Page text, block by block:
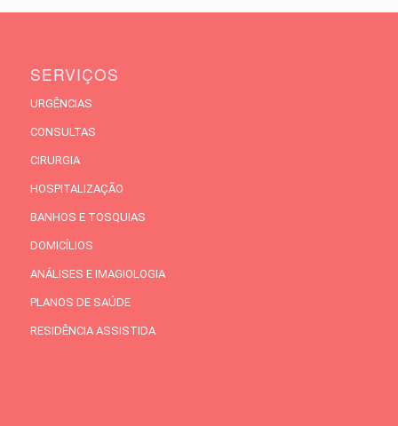
SERVIÇOS
URGÊNCIAS
CONSULTAS
CIRURGIA
HOSPITALIZAÇÃO
BANHOS E TOSQUIAS
DOMICÍLIOS
ANÁLISES E IMAGIOLOGIA
PLANOS DE SAÚDE
RESIDÊNCIA ASSISTIDA